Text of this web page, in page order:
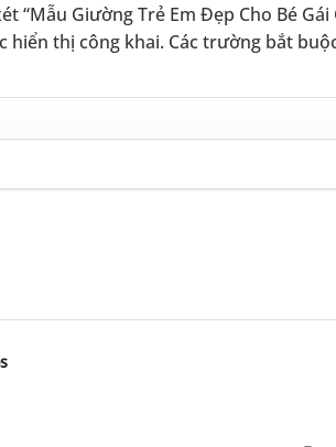
“Mẫu Giường Trẻ Em Đẹp Cho Bé Gái
hiển thị công khai. Các trường bắt